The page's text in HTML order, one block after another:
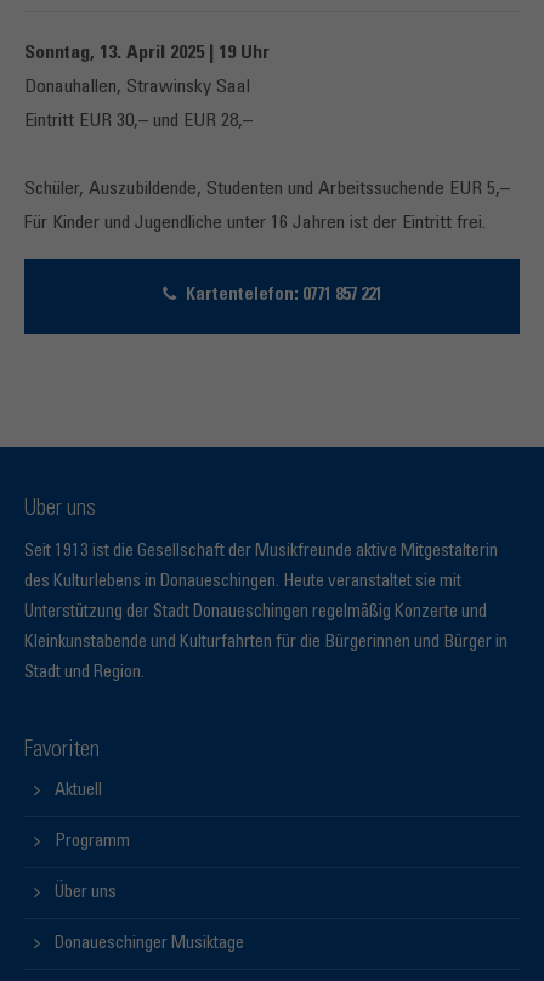
Sonntag, 13. April 2025 | 19 Uhr
Donauhallen, Strawinsky Saal
Eintritt EUR 30,– und EUR 28,–
Schüler, Auszubildende, Studenten und Arbeitssuchende EUR 5,–
Für Kinder und Jugendliche unter 16 Jahren ist der Eintritt frei.
Kartentelefon: 0771 857 221
Über uns
Seit 1913 ist die Gesellschaft der Musikfreunde aktive Mitgestalterin
des Kulturlebens in Donaueschingen. Heute veranstaltet sie mit
Unterstützung der Stadt Donaueschingen regelmäßig Konzerte und
Kleinkunstabende und Kulturfahrten für die Bürgerinnen und Bürger in
Stadt und Region.
Favoriten
Aktuell
Programm
Über uns
Donaueschinger Musiktage